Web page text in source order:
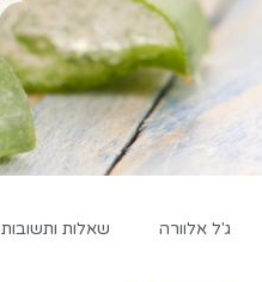
ג'ל אלוורה שאלות ותשובות